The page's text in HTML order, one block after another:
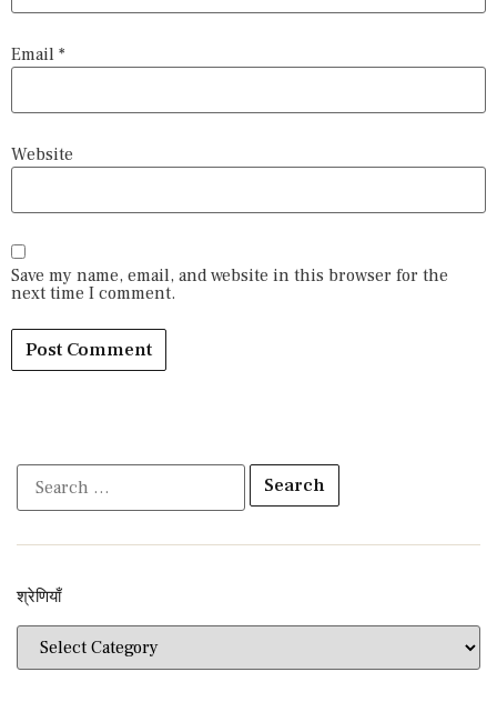
Email *
Website
Save my name, email, and website in this browser for the
next time I comment.
श्रेणियाँ​​